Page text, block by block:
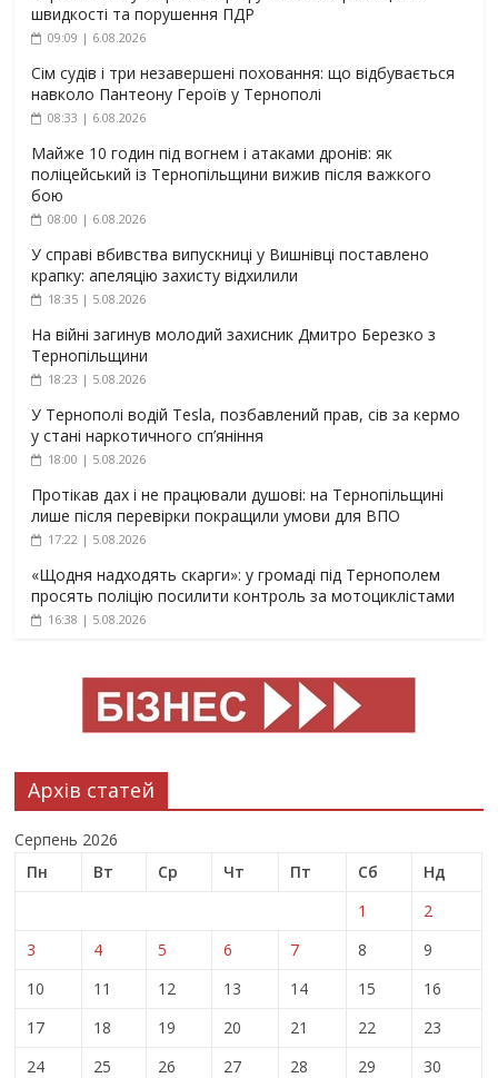
швидкості та порушення ПДР
09:09 | 6.08.2026
Сім судів і три незавершені поховання: що відбувається
навколо Пантеону Героїв у Тернополі
08:33 | 6.08.2026
Майже 10 годин під вогнем і атаками дронів: як
поліцейський із Тернопільщини вижив після важкого
бою
08:00 | 6.08.2026
У справі вбивства випускниці у Вишнівці поставлено
крапку: апеляцію захисту відхилили
18:35 | 5.08.2026
На війні загинув молодий захисник Дмитро Березко з
Тернопільщини
18:23 | 5.08.2026
У Тернополі водій Tesla, позбавлений прав, сів за кермо
у стані наркотичного сп’яніння
18:00 | 5.08.2026
Протікав дах і не працювали душові: на Тернопільщині
лише після перевірки покращили умови для ВПО
17:22 | 5.08.2026
«Щодня надходять скарги»: у громаді під Тернополем
просять поліцію посилити контроль за мотоциклістами
16:38 | 5.08.2026
Архів статей
Серпень 2026
Пн
Вт Ср Чт Пт Сб
Нд
1
2
3
4 5 6 7 8
9
10
11 12 13 14 15
16
17
18 19 20 21 22
23
24
25 26 27 28 29
30